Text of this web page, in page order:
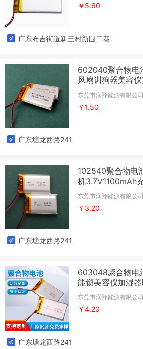
￥5.60
广东布吉街道新三村新围二巷
602040聚合物
风扇训狗器美容
东莞市润翔能源有限公司
￥1.50
广东塘龙西路241
102540聚合物电
机3.7V1100mAh
东莞市润翔能源有限公司
￥3.20
广东塘龙西路241
603048聚合物电
能锁美容仪加湿
东莞市润翔能源有限公司
￥4.20
广东塘龙西路241